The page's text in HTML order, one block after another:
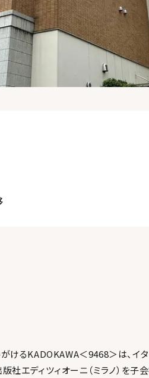
けるKADOKAWA＜9468＞は、イ
エディツィオーニ（ミラノ）を子会